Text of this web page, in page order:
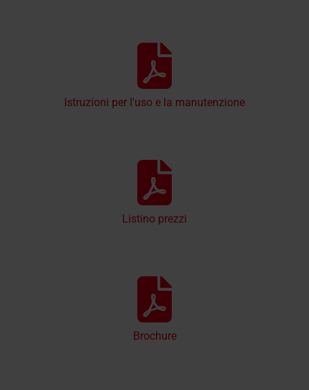
Istruzioni per l'uso e la manutenzione
Listino prezzi
Brochure